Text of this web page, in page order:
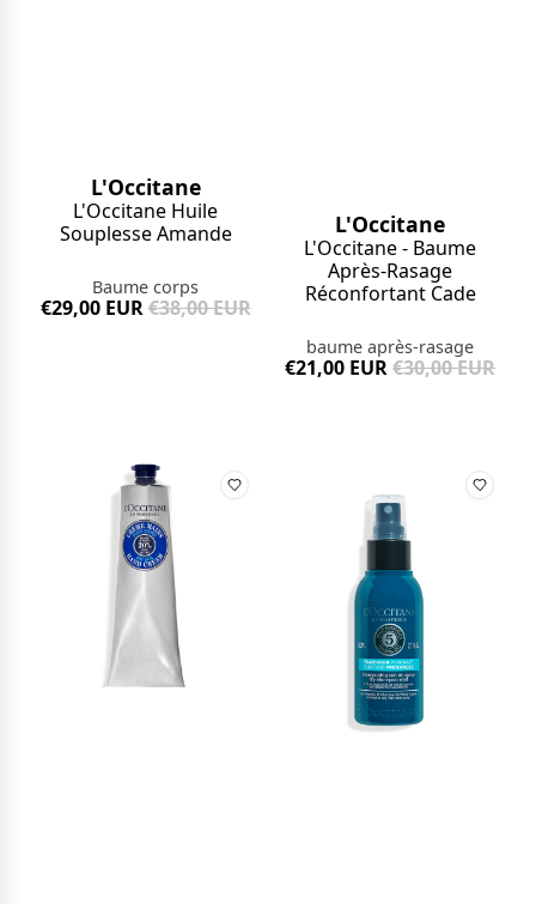
L'Occitane
L'Occitane Huile
Souplesse Amande
Baume corps
€29,00 EUR€38,00 EUR
L'Occitane
L'Occitane - Baume
Après-Rasage
Réconfortant Cade
baume après-rasage
€21,00 EUR€30,00 EUR